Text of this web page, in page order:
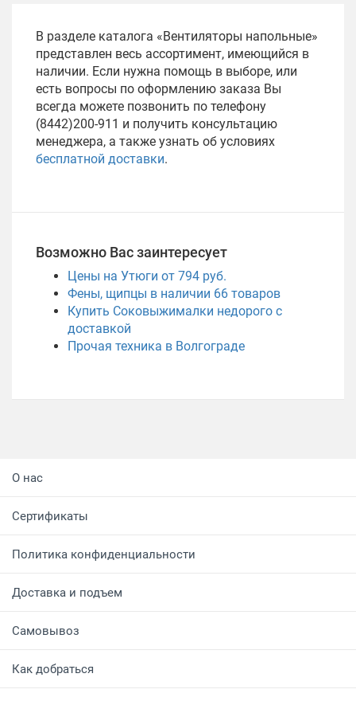
В разделе каталога «Вентиляторы напольные»
представлен весь ассортимент, имеющийся в
наличии. Если нужна помощь в выборе, или
есть вопросы по оформлению заказа Вы
всегда можете позвонить по телефону
(8442)200-911 и получить консультацию
менеджера, а также узнать об условиях
бесплатной доставки.
Возможно Вас заинтересует
Цены на Утюги от 794 руб.
Фены, щипцы в наличии 66 товаров
Купить Соковыжималки недорого с
доставкой
Прочая техника в Волгограде
О нас
Сертификаты
Политика конфиденциальности
Доставка и подъем
Самовывоз
Как добраться